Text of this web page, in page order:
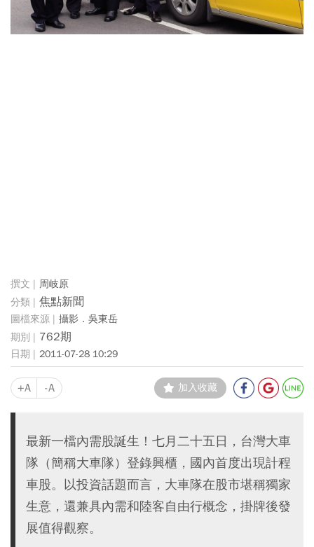
周岐原
焦點新聞
攝影．吳東岳
762期
2011-07-28 10:29
+A -A 加入收藏
最新一檔內需股誕生！七月二十五日，台灣大車
隊（簡稱大車隊）登錄興櫃，國內首度出現計程
車股。以投資話題而言，大車隊在股市堪稱獨家
生意，還兼具內需和陸客自由行概念，掛牌後發
展值得觀察。